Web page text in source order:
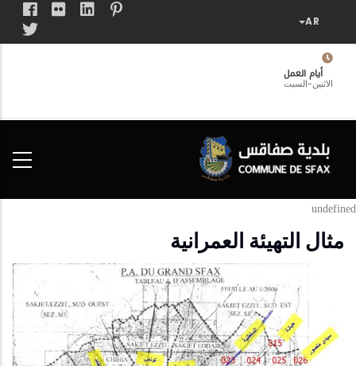
المحتوى
الرئيسيأيام العمل
الاثنين-السبت
undefined
مثال التهيئة العمرانية